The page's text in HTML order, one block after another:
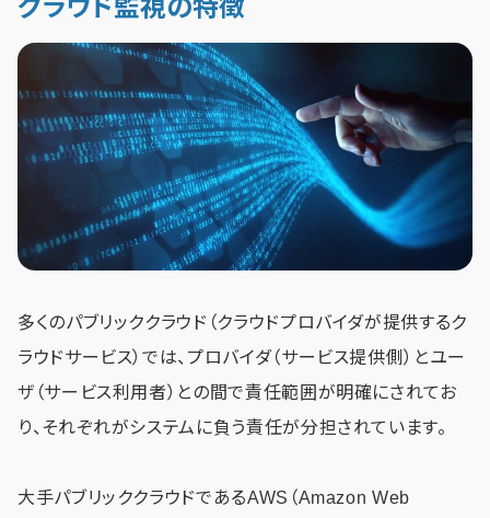
クラウド監視の特徴
多くのパブリッククラウド（クラウドプロバイダが提供するク
ラウドサービス）では、プロバイダ（サービス提供側）とユー
ザ（サービス利用者）との間で責任範囲が明確にされてお
り、それぞれがシステムに負う責任が分担されています。
大手パブリッククラウドであるAWS（Amazon Web